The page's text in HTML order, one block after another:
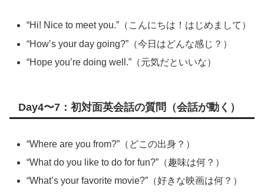
“Hi! Nice to meet you.”（こんにちは！はじめまして）
“How’s your day going?”（今日はどんな感じ？）
“Hope you’re doing well.”（元気だといいな）
Day4〜7：初対面英会話の質問（会話が動く）
“Where are you from?”（どこの出身？）
“What do you like to do for fun?”（趣味は何？）
“What’s your favorite movie?”（好きな映画は何？）